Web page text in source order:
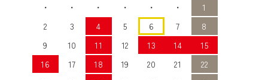
・
・ ・ ・ ・ ・
1
2
3 4 5 6 7
8
9
10 11 12 13 14
15
16
17 18 19 20 21
22